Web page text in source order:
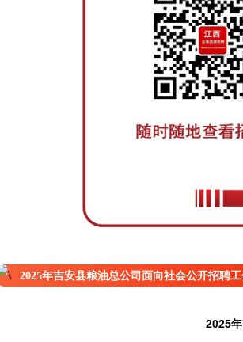
2025年吉安县粮油总公司面向社会公开招聘
2025